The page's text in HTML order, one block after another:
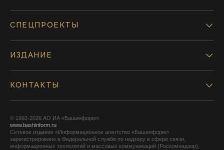
СПЕЦПРОЕКТЫ
ИЗДАНИЕ
КОНТАКТЫ
© 1992-2026 АО ИА «Башинформ».
www.bashinform.ru
Сетевое издание «Информационное агентство «Башинформ»
зарегистрировано в Федеральной службе по надзору в сфере связи,
информационных технологий и массовых коммуникаций (Роскомнадзор),